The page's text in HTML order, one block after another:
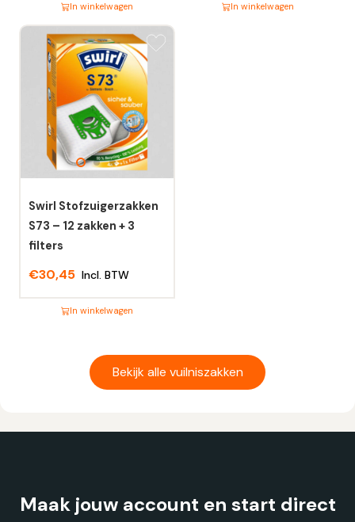
In winkelwagen
Dit
product
meerdere
variaties.
worden
op
de
In winkelwagen
Swirl Stofzuigerzakken
S73 – 12 zakken + 3
filters
€30,45 Incl. BTW
In winkelwagen
Deze
worden
Bekijk alle vuilniszakken
Maak jouw account en start direct